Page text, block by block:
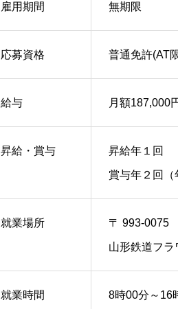
雇用期間 無期限
応募資格 普通免許(AT
給与 月額187,000
昇給・賞与 昇給年１回
賞与年２回（
就業場所 〒 993-0075
山形鉄道フ
就業時間 8時00分～16